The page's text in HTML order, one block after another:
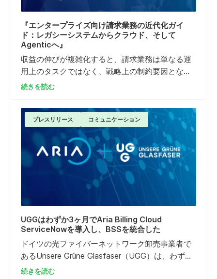
『エンタープライズ向け請求業務の近代化ガイ
ド：レガシーシステムからクラウド、そして
Agenticへ』
収益の伸びが複雑化すると、請求業務は単なる運
用上のタスクではなく、戦略上の制約要因となる
ことがよくあります。レガシーシステムが新しい
求に関する連絡が紛争率の上昇につながり始めた
場合、システムの近代化は「将来的な検討事項」
から「最優先課題」へと変わります。本ガイドで
は、企業が...
続きを読む
プレスリリース コミュニケーション
UGGはわずか3ヶ月でAria Billing Cloud
ServiceNowを導入し、BSSを統合した
ドイツの光ファイバーネットワーク卸売事業者で
あるUnsere Grüne Glasfaser（UGG）は、わずか
3ヶ月でAria Billing Cloud 導入を完了しました。こ
続きを読む